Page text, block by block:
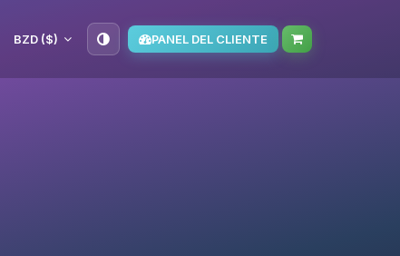
BZD ($) PANEL DEL CLIENTE